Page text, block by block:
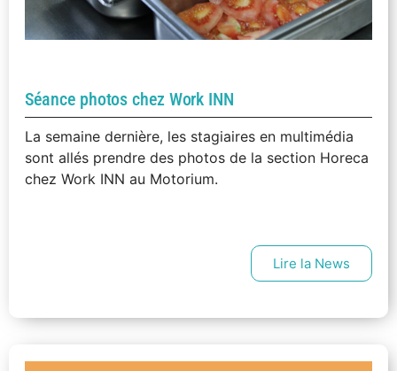
Séance photos chez Work INN
La semaine dernière, les stagiaires en multimédia
sont allés prendre des photos de la section Horeca
chez Work INN au Motorium.
Lire la News